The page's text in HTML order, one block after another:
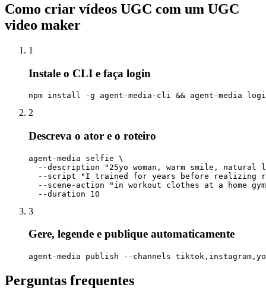
Como criar vídeos UGC com um UGC
video maker
1
Instale o CLI e faça login
npm install -g agent-media-cli && agent-media
2
Descreva o ator e o roteiro
agent-media selfie \
--description "25yo woman, warm smile, natural
--script "I trained for years before realizing
--scene-action "in workout clothes at a home
  --duration 10
3
Gere, legende e publique automaticamente
agent-media publish --channels
Perguntas frequentes